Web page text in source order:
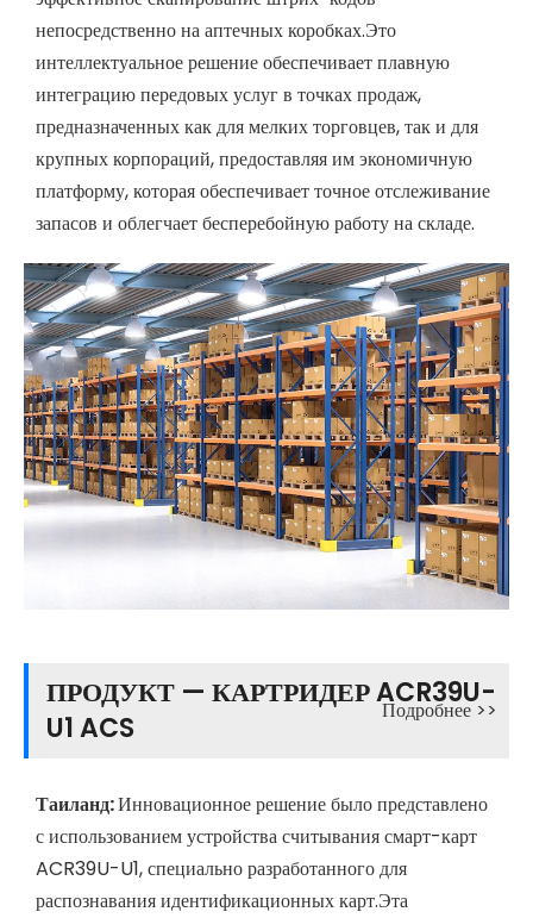
непосредственно на аптечных коробках.Это
интеллектуальное решение обеспечивает плавную
интеграцию передовых услуг в точках продаж,
предназначенных как для мелких торговцев, так и для
крупных корпораций, предоставляя им экономичную
платформу, которая обеспечивает точное отслеживание
запасов и облегчает бесперебойную работу на складе.
ПРОДУКТ — КАРТРИДЕР ACR39U-
U1 ACS
Подробнее >>
Таиланд:Инновационное решение было представлено
с использованием устройства считывания смарт-карт
ACR39U-U1, специально разработанного для
распознавания идентификационных карт.Эта